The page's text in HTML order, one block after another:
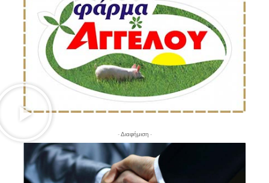
- Διαφήμιση -